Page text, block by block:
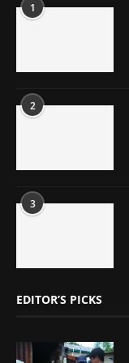
1
2
3
EDITOR’S PICKS